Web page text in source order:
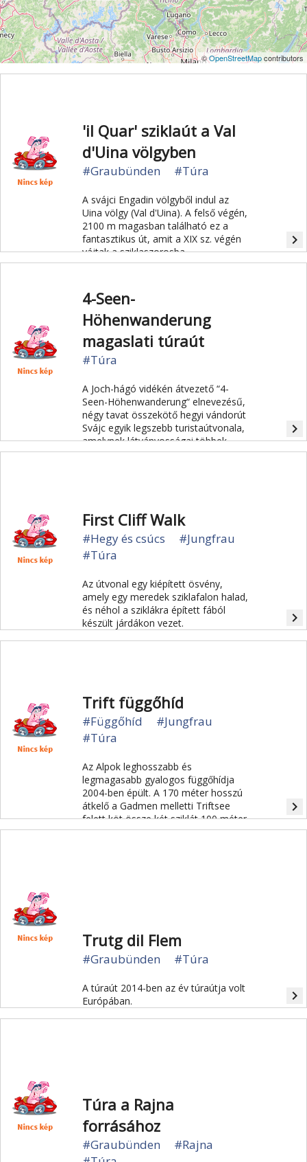
©OpenStreetMapcontributors
'il Quar' sziklaút a Val
d'Uina völgyben
#Graubünden #Túra
A svájci Engadin völgyből indul az
Uina völgy (Val d'Uina). A felső végén,
2100 m magasban található ez a
fantasztikus út, amit a XIX sz. végén
vájtak a sziklaszorosba.
navigate_next
4-Seen-
Höhenwanderung
magaslati túraút
#Túra
A Joch-hágó vidékén átvezető “4-
Seen-Höhenwanderung“ elnevezésű,
négy tavat összekötő hegyi vándorút
Svájc egyik legszebb turistaútvonala,
amelynek látványosságai többek
között a masszív Titlist körülvevő
a távoli Berni-Alpok lélegzetelállító
látványa.
navigate_next
First Cliff Walk
#Hegy és csúcs
#Jungfrau
#Túra
Az útvonal egy kiépített ösvény,
amely egy meredek sziklafalon halad,
és néhol a sziklákra épített fából
készült járdákon vezet.
navigate_next
Trift függőhíd
#Függőhíd
#Jungfrau
#Túra
Az Alpok leghosszabb és
legmagasabb gyalogos függőhídja
2004-ben épült. A 170 méter hosszú
átkelő a Gadmen melletti Triftsee
felett köt össze két sziklát 100 méter
magasban. Évente 20.000 túrázó
navigate_next
Trutg dil Flem
#Graubünden #Túra
A túraút 2014-ben az év túraútja volt
Európában.
navigate_next
Túra a Rajna
forrásához
#Graubünden
#Rajna